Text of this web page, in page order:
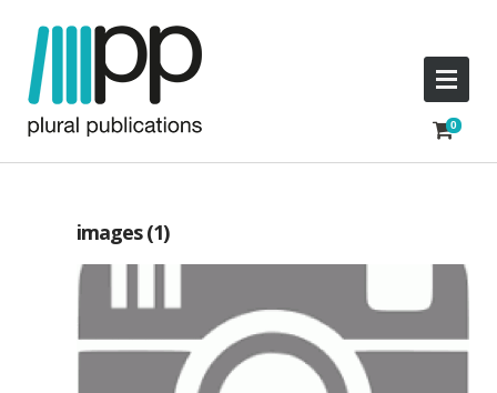
images (1)